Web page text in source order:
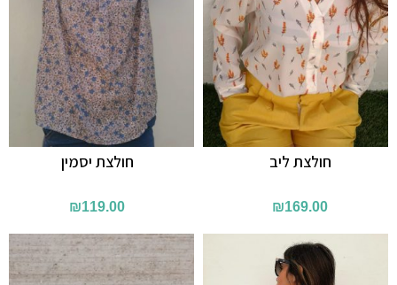
חולצת יסמין
₪119.00
חולצת ליב
₪169.00